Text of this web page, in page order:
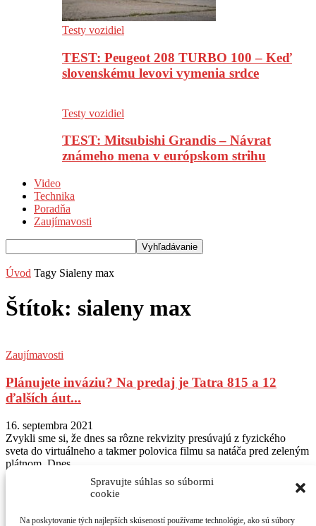
Spravujte súhlas so súbormi
cookie
Na poskytovanie tých najlepších skúseností používame technológie, ako sú súbory
Testy vozidiel
TEST: Peugeot 208 TURBO 100 – Keď
slovenskému levovi vymenia srdce
Testy vozidiel
TEST: Mitsubishi Grandis – Návrat
známeho mena v európskom strihu
Video
Technika
Poradňa
Zaujímavosti
Úvod Tagy Sialeny max
Štítok: sialeny max
Zaujímavosti
Plánujete inváziu? Na predaj je Tatra 815 a 12
ďalších áut...
16. septembra 2021
Zvykli sme si, že dnes sa rôzne rekvizity presúvajú z fyzického
sveta do virtuálneho a takmer polovica filmu sa natáča pred zeleným
plátnom. Dnes...
Sledujte nás na Instagram